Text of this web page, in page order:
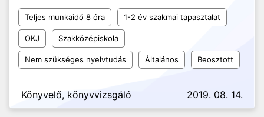
Teljes munkaidő 8 óra 1-2 év szakmai tapasztalat
OKJ Szakközépiskola
Nem szükséges nyelvtudás Általános Beosztott
Könyvelő, könyvvizsgáló 2019. 08. 14.